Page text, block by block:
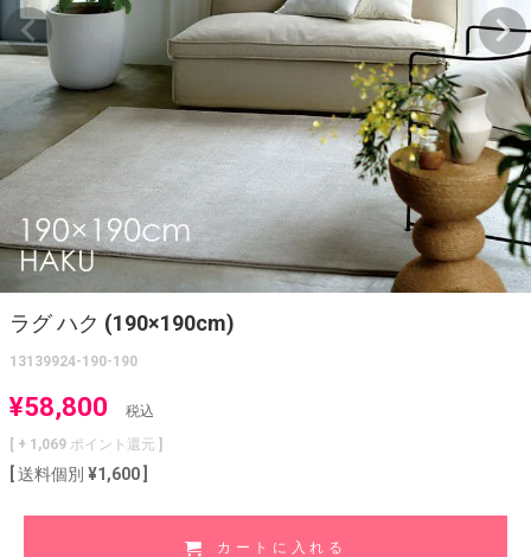
ラグ ハク (190×190cm)
13139924-190-190
¥58,800
税込
[ + 1,069 ポイント還元 ]
送料個別 ¥1,600
カートに入れる